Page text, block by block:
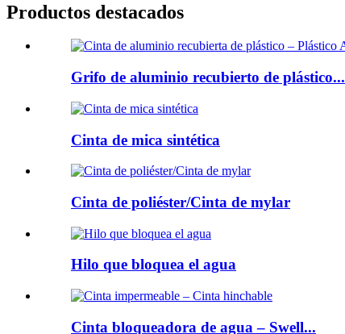
Productos destacados
Grifo de aluminio recubierto de plástico...
Cinta de mica sintética
Cinta de poliéster/Cinta de mylar
Hilo que bloquea el agua
Cinta bloqueadora de agua – Swell...